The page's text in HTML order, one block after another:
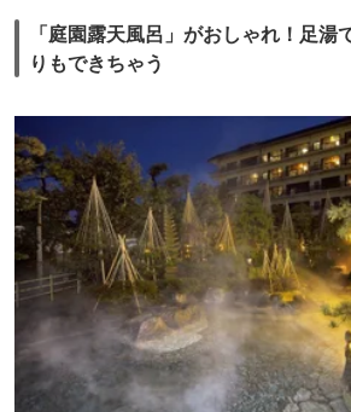
「庭園露天風呂」がおしゃれ！足湯
りもできちゃう